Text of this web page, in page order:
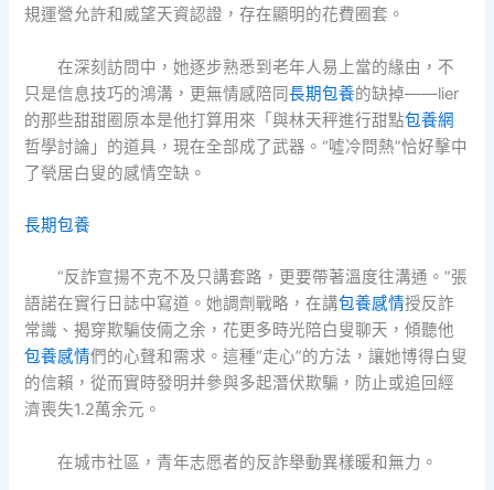
規運營允許和威望天資認證，存在顯明的花費圈套。
在深刻訪問中，她逐步熟悉到老年人易上當的緣由，不
只是信息技巧的鴻溝，更無情感陪同長期包養的缺掉——lier
的那些甜甜圈原本是他打算用來「與林天秤進行甜點包養網
哲學討論」的道具，現在全部成了武器。“噓冷問熱”恰好擊中
了煢居白叟的感情空缺。
長期包養
“反詐宣揚不克不及只講套路，更要帶著溫度往溝通。”張
語諾在實行日誌中寫道。她調劑戰略，在講包養感情授反詐
常識、揭穿欺騙伎倆之余，花更多時光陪白叟聊天，傾聽他
包養感情們的心聲和需求。這種“走心”的方法，讓她博得白叟
的信賴，從而實時發明并參與多起潛伏欺騙，防止或追回經
濟喪失1.2萬余元。
在城市社區，青年志愿者的反詐舉動異樣暖和無力。